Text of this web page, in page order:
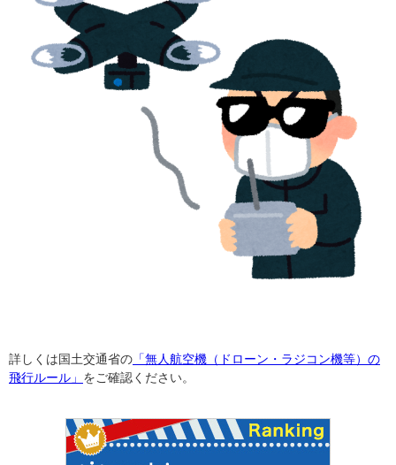
詳しくは国土交通省の 「無人航空機（ドローン・ラジコン機等）の
飛行ルール 」 をご確認ください。